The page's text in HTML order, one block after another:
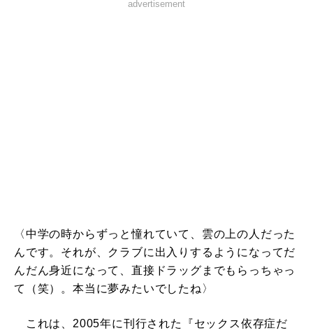
advertisement
〈中学の時からずっと憧れていて、雲の上の人だった
んです。それが、クラブに出入りするようになってだ
んだん身近になって、直接ドラッグまでもらっちゃっ
て（笑）。本当に夢みたいでしたね〉
これは、2005年に刊行された『セックス依存症だ